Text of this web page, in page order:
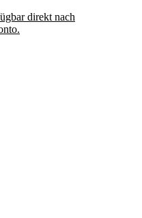
direkt nach